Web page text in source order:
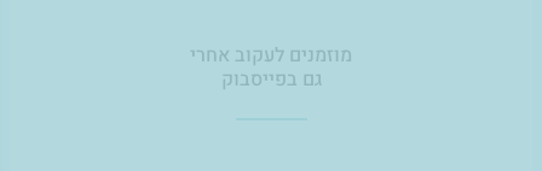
מוזמנים לעקוב אחרי
גם בפייסבוק